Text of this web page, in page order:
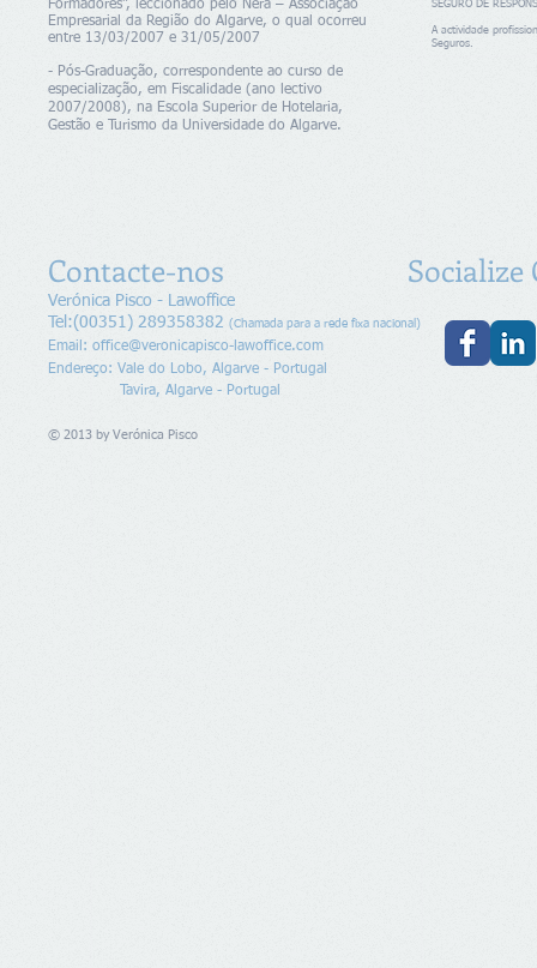
Formadores”, leccionado pelo Nera – Associação
Empresarial da Região do Algarve, o qual ocorreu
entre 13/03/2007 e 31/05/2007
- Pós-Graduação, correspondente ao curso de
especialização, em Fiscalidade (ano lectivo
2007/2008), na Escola Superior de Hotelaria,
Gestão e Turismo da Universidade do Algarve.
SEGURO DE
A actividade
Seguros.
Contacte-nos Socialize
Verónica Pisco - Lawoffice
Tel:(00351) 289358382 (Chamada para a rede fixa nacional)
Email: office@veronicapisco-lawoffice.com
Endereço​: Vale do Lobo, Algarve - Portugal
Tavira, Algarve - Portugal
© 2013 byVerónica Pisco